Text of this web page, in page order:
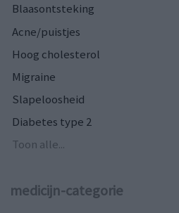
Blaasontsteking
Acne/puistjes
Hoog cholesterol
Migraine
Slapeloosheid
Diabetes type 2
Toon alle...
medicijn-categorie